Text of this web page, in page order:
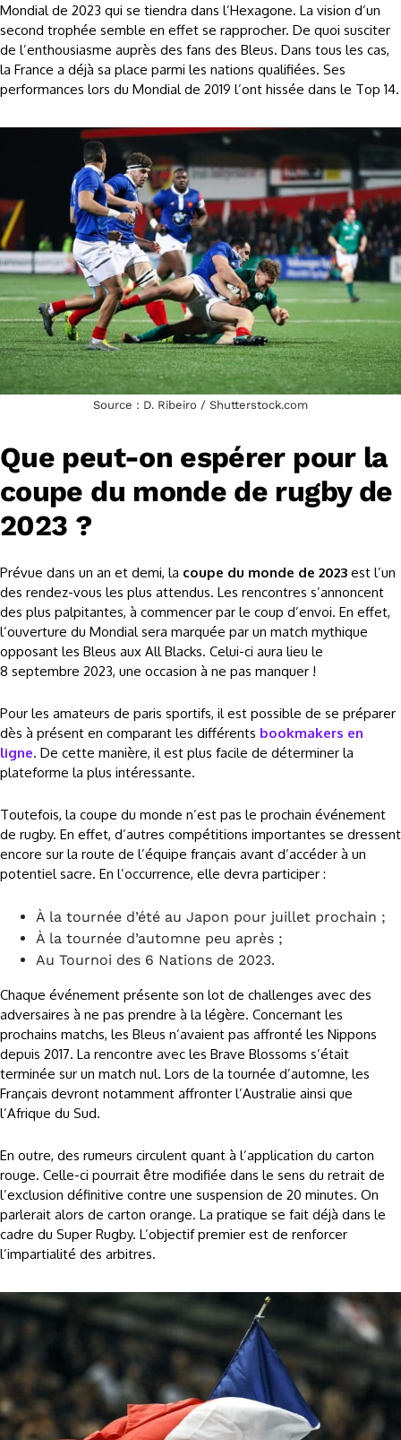
Mondial de 2023 qui se tiendra dans l’Hexagone. La vision d’un
second trophée semble en effet se rapprocher. De quoi susciter
de l’enthousiasme auprès des fans des Bleus. Dans tous les cas,
la France a déjà sa place parmi les nations qualifiées. Ses
performances lors du Mondial de 2019 l’ont hissée dans le Top 14.
Source : D. Ribeiro / Shutterstock.com
Que peut-on espérer pour la
coupe du monde de rugby de
2023 ?
Prévue dans un an et demi, la coupe du monde de 2023 est l’un
des rendez-vous les plus attendus. Les rencontres s’annoncent
des plus palpitantes, à commencer par le coup d’envoi. En effet,
l’ouverture du Mondial sera marquée par un match mythique
opposant les Bleus aux All Blacks. Celui-ci aura lieu le
8 septembre 2023, une occasion à ne pas manquer !
Pour les amateurs de paris sportifs, il est possible de se préparer
dès à présent en comparant les différents bookmakers en
ligne. De cette manière, il est plus facile de déterminer la
plateforme la plus intéressante.
Toutefois, la coupe du monde n’est pas le prochain événement
de rugby. En effet, d’autres compétitions importantes se dressent
encore sur la route de l’équipe français avant d’accéder à un
potentiel sacre. En l’occurrence, elle devra participer :
À la tournée d’été au Japon pour juillet prochain ;
À la tournée d’automne peu après ;
Au Tournoi des 6 Nations de 2023.
Chaque événement présente son lot de challenges avec des
adversaires à ne pas prendre à la légère. Concernant les
prochains matchs, les Bleus n’avaient pas affronté les Nippons
depuis 2017. La rencontre avec les Brave Blossoms s’était
terminée sur un match nul. Lors de la tournée d’automne, les
Français devront notamment affronter l’Australie ainsi que
l’Afrique du Sud.
En outre, des rumeurs circulent quant à l’application du carton
rouge. Celle-ci pourrait être modifiée dans le sens du retrait de
l’exclusion définitive contre une suspension de 20 minutes. On
parlerait alors de carton orange. La pratique se fait déjà dans le
cadre du Super Rugby. L’objectif premier est de renforcer
l’impartialité des arbitres.